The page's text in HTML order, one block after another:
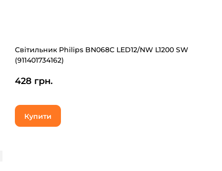
Світильник Philips BN068C LED12/NW L1200 SW
(911401734162)
428 грн.
Купити